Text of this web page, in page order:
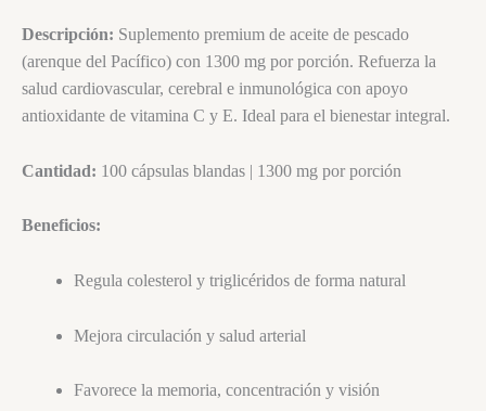
Descripción: Suplemento premium de aceite de pescado
(arenque del Pacífico) con 1300 mg por porción. Refuerza la
salud cardiovascular, cerebral e inmunológica con apoyo
antioxidante de vitamina C y E. Ideal para el bienestar integral.
Cantidad: 100 cápsulas blandas | 1300 mg por porción
Beneficios:
Regula colesterol y triglicéridos de forma natural
Mejora circulación y salud arterial
Favorece la memoria, concentración y visión